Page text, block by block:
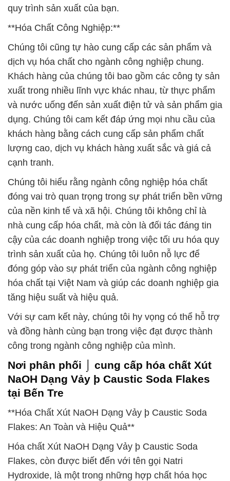
quy trình sản xuất của bạn.
**Hóa Chất Công Nghiệp:**
Chúng tôi cũng tự hào cung cấp các sản phẩm và
dịch vụ hóa chất cho ngành công nghiệp chung.
Khách hàng của chúng tôi bao gồm các công ty sản
xuất trong nhiều lĩnh vực khác nhau, từ thực phẩm
và nước uống đến sản xuất điện tử và sản phẩm gia
dụng. Chúng tôi cam kết đáp ứng mọi nhu cầu của
khách hàng bằng cách cung cấp sản phẩm chất
lượng cao, dịch vụ khách hàng xuất sắc và giá cả
cạnh tranh.
Chúng tôi hiểu rằng ngành công nghiệp hóa chất
đóng vai trò quan trọng trong sự phát triển bền vững
của nền kinh tế và xã hội. Chúng tôi không chỉ là
nhà cung cấp hóa chất, mà còn là đối tác đáng tin
cậy của các doanh nghiệp trong việc tối ưu hóa quy
trình sản xuất của họ. Chúng tôi luôn nỗ lực để
đóng góp vào sự phát triển của ngành công nghiệp
hóa chất tại Việt Nam và giúp các doanh nghiệp gia
tăng hiệu suất và hiệu quả.
Với sự cam kết này, chúng tôi hy vọng có thể hỗ trợ
và đồng hành cùng bạn trong việc đạt được thành
công trong ngành công nghiệp của mình.
Nơi phân phối ⌡ cung cấp hóa chất Xút
NaOH Dạng Vảy þ Caustic Soda Flakes
tại Bến Tre
**Hóa Chất Xút NaOH Dạng Vảy þ Caustic Soda
Flakes: An Toàn và Hiệu Quả**
Hóa chất Xút NaOH Dạng Vảy þ Caustic Soda
Flakes, còn được biết đến với tên gọi Natri
Hydroxide, là một trong những hợp chất hóa học